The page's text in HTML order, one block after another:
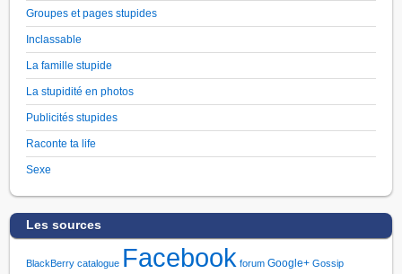
Groupes et pages stupides
Inclassable
La famille stupide
La stupidité en photos
Publicités stupides
Raconte ta life
Sexe
Les sources
BlackBerry catalogue Facebook forum Google+ Gossip